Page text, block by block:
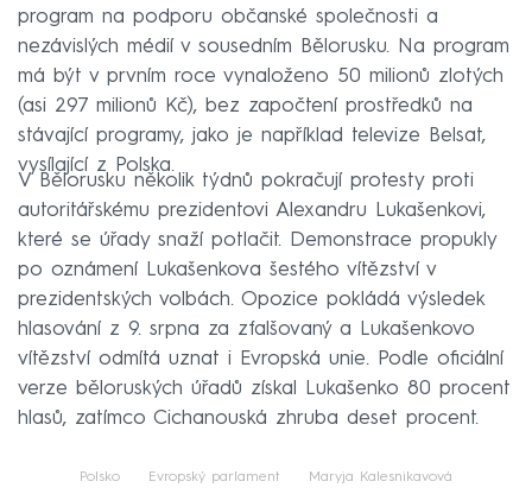
program na podporu občanské společnosti a
nezávislých médií v sousedním Bělorusku. Na program
má být v prvním roce vynaloženo 50 milionů zlotých
(asi 297 milionů Kč), bez započtení prostředků na
stávající programy, jako je například televize Belsat,
vysílající z Polska.
V Bělorusku několik týdnů pokračují protesty proti
autoritářskému prezidentovi Alexandru Lukašenkovi,
které se úřady snaží potlačit. Demonstrace propukly
po oznámení Lukašenkova šestého vítězství v
prezidentských volbách. Opozice pokládá výsledek
hlasování z 9. srpna za zfalšovaný a Lukašenkovo
vítězství odmítá uznat i Evropská unie. Podle oficiální
verze běloruských úřadů získal Lukašenko 80 procent
hlasů, zatímco Cichanouská zhruba deset procent.
Polsko Evropský parlament Maryja Kalesnikavová